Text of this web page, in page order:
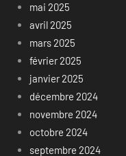
mai 2025
avril 2025
mars 2025
février 2025
janvier 2025
décembre 2024
novembre 2024
octobre 2024
septembre 2024